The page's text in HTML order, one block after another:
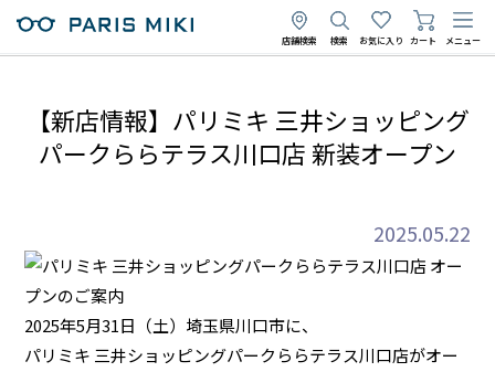
店舗検索 検索 お気に入り カート メニュー
【新店情報】パリミキ 三井ショッピング
パークららテラス川口店 新装オープン
2025.05.22
2025年5月31日（土）埼玉県川口市に、
パリミキ 三井ショッピングパークららテラス川口店がオー